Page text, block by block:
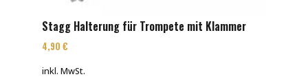
Stagg Halterung für Trompete mit Klammer
4,90 €
inkl. MwSt.